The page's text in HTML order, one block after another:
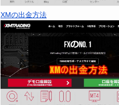
XMの出金方法